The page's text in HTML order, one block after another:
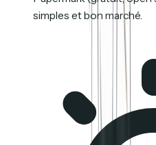
simples et bon marché.